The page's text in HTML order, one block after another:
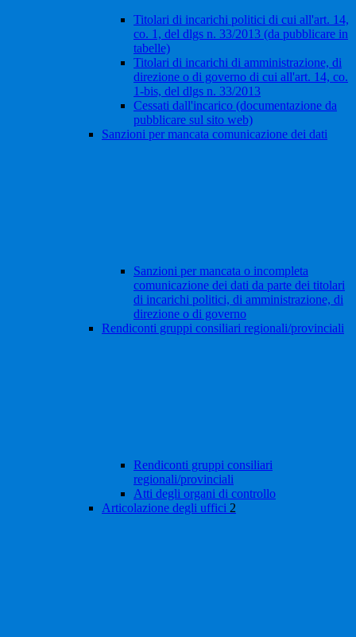
Titolari di incarichi politici di cui all'art. 14,
co. 1, del dlgs n. 33/2013 (da pubblicare in
tabelle)
Titolari di incarichi di amministrazione, di
direzione o di governo di cui all'art. 14, co.
1-bis, del dlgs n. 33/2013
Cessati dall'incarico (documentazione da
pubblicare sul sito web)
Sanzioni per mancata comunicazione dei dati
Sanzioni per mancata o incompleta
comunicazione dei dati da parte dei titolari
di incarichi politici, di amministrazione, di
direzione o di governo
Rendiconti gruppi consiliari regionali/provinciali
Rendiconti gruppi consiliari
regionali/provinciali
Atti degli organi di controllo
Articolazione degli uffici 2